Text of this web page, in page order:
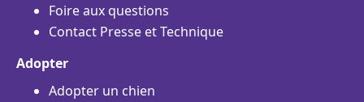
Foire aux questions
Contact Presse et Technique
Adopter
Adopter un chien